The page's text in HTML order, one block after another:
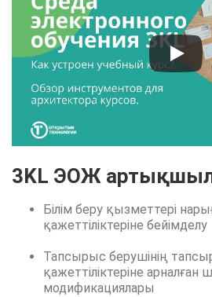
3KL ЭОЖ
Білім беру қызметтері
қажеттіліктеріне бейімделу
Тапсырыс берушінің
қажеттіліктеріне арналған
модификациялары